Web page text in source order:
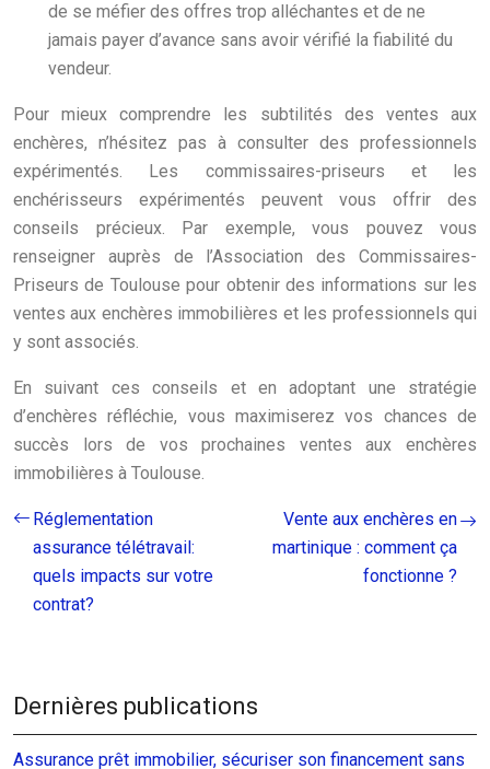
de se méfier des offres trop alléchantes et de ne
jamais payer d’avance sans avoir vérifié la fiabilité du
vendeur.
Pour mieux comprendre les subtilités des ventes aux
enchères, n’hésitez pas à consulter des professionnels
expérimentés. Les commissaires-priseurs et les
enchérisseurs expérimentés peuvent vous offrir des
conseils précieux. Par exemple, vous pouvez vous
renseigner auprès de l’Association des Commissaires-
Priseurs de Toulouse pour obtenir des informations sur les
ventes aux enchères immobilières et les professionnels qui
y sont associés.
En suivant ces conseils et en adoptant une stratégie
d’enchères réfléchie, vous maximiserez vos chances de
succès lors de vos prochaines ventes aux enchères
immobilières à Toulouse.
Réglementation
assurance télétravail:
quels impacts sur votre
contrat?
Vente aux enchères en
martinique : comment ça
fonctionne ?
Dernières publications
Assurance prêt immobilier, sécuriser son financement sans